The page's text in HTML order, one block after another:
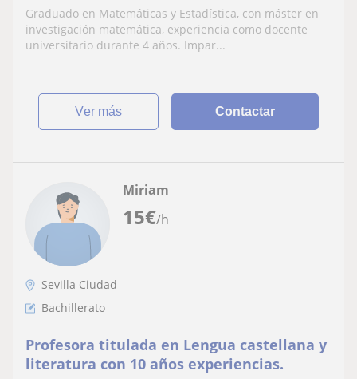
Graduado en Matemáticas y Estadística, con máster en
investigación matemática, experiencia como docente
universitario durante 4 años. Impar...
ver más Contactar
15€/h
Miriam
Sevilla Ciudad
Bachillerato
Profesora titulada en Lengua castellana y
literatura con 10 años experiencias.